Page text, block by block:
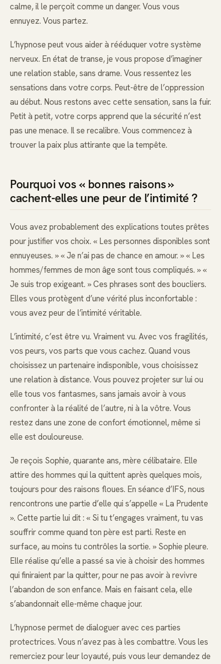
calme, il le perçoit comme un danger. Vous vous
ennuyez. Vous partez.
L’hypnose peut vous aider à rééduquer votre système
nerveux. En état de transe, je vous propose d’imaginer
une relation stable, sans drame. Vous ressentez les
sensations dans votre corps. Peut-être de l’oppression
au début. Nous restons avec cette sensation, sans la fuir.
Petit à petit, votre corps apprend que la sécurité n’est
pas une menace. Il se recalibre. Vous commencez à
trouver la paix plus attirante que la tempête.
Pourquoi vos « bonnes raisons »
cachent-elles une peur de l’intimité ?
Vous avez probablement des explications toutes prêtes
pour justifier vos choix. « Les personnes disponibles sont
ennuyeuses. » « Je n’ai pas de chance en amour. » « Les
hommes/femmes de mon âge sont tous compliqués. » «
Je suis trop exigeant. » Ces phrases sont des boucliers.
Elles vous protègent d’une vérité plus inconfortable :
vous avez peur de l’intimité véritable.
L’intimité, c’est être vu. Vraiment vu. Avec vos fragilités,
vos peurs, vos parts que vous cachez. Quand vous
choisissez un partenaire indisponible, vous choisissez
une relation à distance. Vous pouvez projeter sur lui ou
elle tous vos fantasmes, sans jamais avoir à vous
confronter à la réalité de l’autre, ni à la vôtre. Vous
restez dans une zone de confort émotionnel, même si
elle est douloureuse.
Je reçois Sophie, quarante ans, mère célibataire. Elle
attire des hommes qui la quittent après quelques mois,
toujours pour des raisons floues. En séance d’IFS, nous
rencontrons une partie d’elle qui s’appelle « La Prudente
». Cette partie lui dit : « Si tu t’engages vraiment, tu vas
souffrir comme quand ton père est parti. Reste en
surface, au moins tu contrôles la sortie. » Sophie pleure.
Elle réalise qu’elle a passé sa vie à choisir des hommes
qui finiraient par la quitter, pour ne pas avoir à revivre
l’abandon de son enfance. Mais en faisant cela, elle
s’abandonnait elle-même chaque jour.
L’hypnose permet de dialoguer avec ces parties
protectrices. Vous n’avez pas à les combattre. Vous les
remerciez pour leur loyauté, puis vous leur demandez de